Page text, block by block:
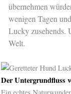
übernehmen
wenigen Tagen
Lucky zusehends.
Welt.
Der Untergrundfluss